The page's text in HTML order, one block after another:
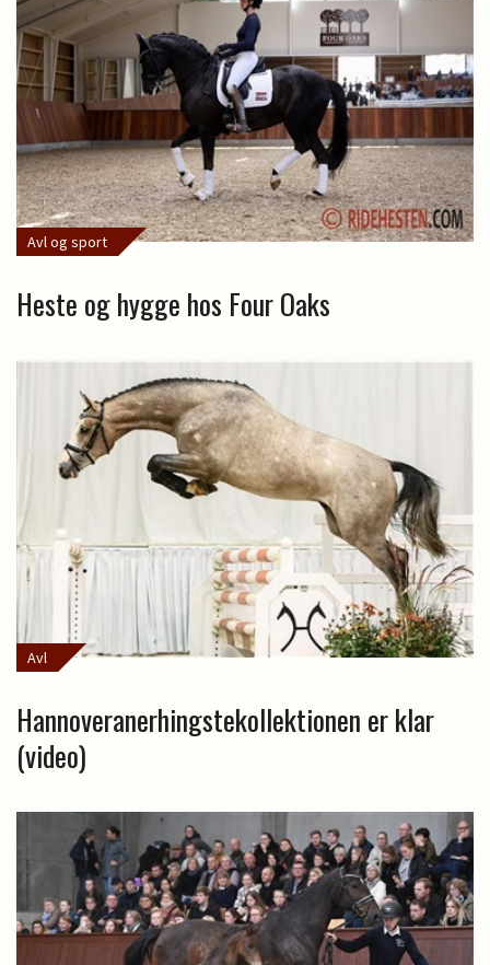
Avl og sport
Heste og hygge hos Four Oaks
Avl
Hannoveranerhingstekollektionen er klar
(video)